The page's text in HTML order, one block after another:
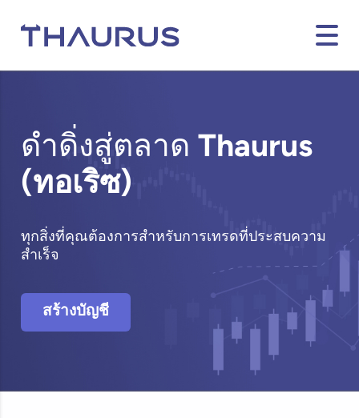
ดำดิ่งสู่ตลาดThaurus
(ทอเริซ)
ทุกสิ่งที่คุณต้องการสำหรับการเทรดที่ประสบความ
สำเร็จ
สร้างบัญชี